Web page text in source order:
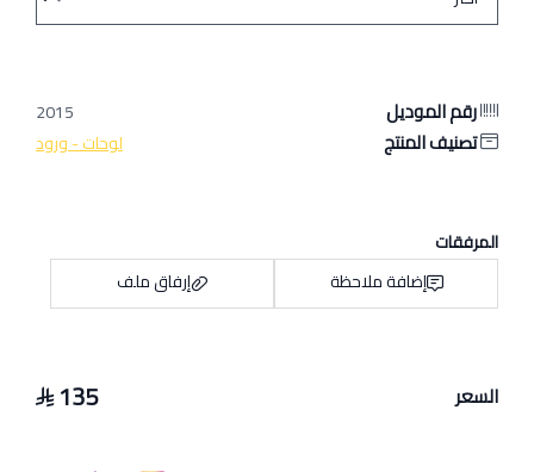
رقم الموديل 2015
تصنيف المنتج لوحات - ورود
المرفقات
إضافة ملاحظة
إرفاق ملف
السعر 135